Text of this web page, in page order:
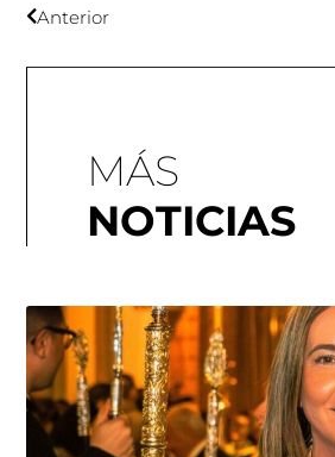
Anterior
MÁS
NOTICIAS